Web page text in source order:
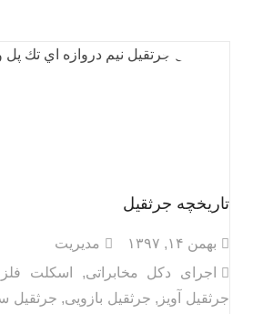
تاریخچه جرثقیل
بهمن ۱۴, ۱۳۹۷
مدیریت
اجرای دکل مخابراتی, اسكلت
جرثقیل آویز , جرثقیل بازویی, جرثقیل